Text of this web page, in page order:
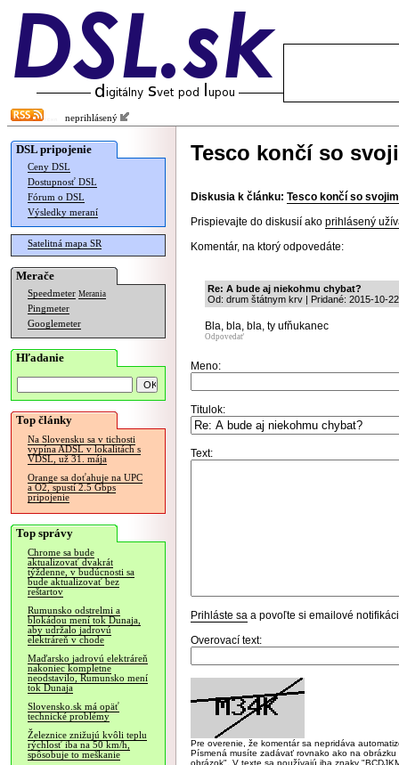
neprihlásený
DSL pripojenie
Ceny DSL
Dostupnosť DSL
Fórum o DSL
Výsledky meraní
Satelitná mapa SR
Merače
Speedmeter Merania
Pingmeter
Googlemeter
Hľadanie
Top články
Na Slovensku sa v tichosti
vypína ADSL v lokalitách s
VDSL, už 31. mája
Orange sa doťahuje na UPC
a O2, spustí 2.5 Gbps
pripojenie
Top správy
Chrome sa bude
aktualizovať dvakrát
týždenne, v budúcnosti sa
bude aktualizovať bez
reštartov
Rumunsko odstrelmi a
blokádou mení tok Dunaja,
aby udržalo jadrovú
elektráreň v chode
Maďarsko jadrovú elektráreň
nakoniec kompletne
neodstavilo, Rumunsko mení
tok Dunaja
Slovensko.sk má opäť
technické problémy
Železnice znižujú kvôli teplu
rýchlosť iba na 50 km/h,
spôsobuje to meškanie
Tesco končí so
Diskusia k článku: Tesco končí so
Prispievajte do diskusií ako prihlásený
Komentár, na ktorý odpovedáte:
Re: A bude aj niekohmu chybat?
Od: drum štátnym krv | Pridané: 2015-10-
Bla, bla, bla, ty ufňukanec
Odpovedať
Meno:
Titulok:
Text:
Prihláste sa a povoľte si emailové
Overovací text:
Pre overenie, že komentár sa nepridáva
Písmená musíte zadávať rovnako ako na
obrázok". V texte sa používajú iba znaky